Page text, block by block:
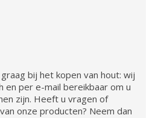
bij het kopen van hout: wij
en per e-mail bereikbaar om u
zijn. Heeft u vragen of
onze producten? Neem dan